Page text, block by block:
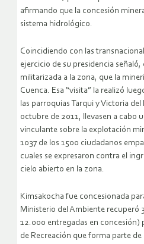
afirmando que la concesión
sistema hidrológico.
Coincidiendo con las
ejercicio de su presidencia
militarizada a la zona, que la
Cuenca. Esa “visita” la realizó
las parroquias Tarqui y Victoria
octubre de 2011, llevasen a cabo
vinculante sobre la explotación
1037 de los 1500 ciudadanos
cuales se expresaron contra el
cielo abierto en la zona.
Kimsakocha fue concesionada
Ministerio del Ambiente recuperó
12.000 entregadas en concesión)
de Recreación que forma parte de